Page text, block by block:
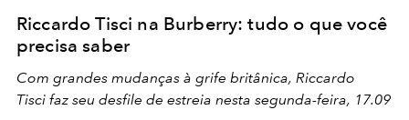
Riccardo Tisci na Burberry: tudo o que você
precisa saber
Com grandes mudanças à grife britânica, Riccardo
Tisci faz seu desfile de estreia nesta segunda-feira, 17.09